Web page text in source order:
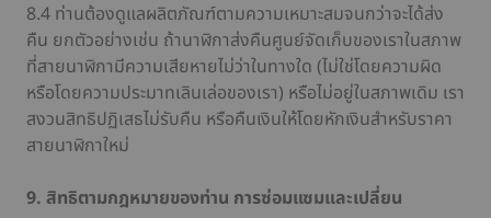
8.4 ท่านต้องดูแลผลิตภัณฑ์ตามความเหมาะสมจนกว่าจะได้ส่ง
คืน ยกตัวอย่างเช่น ถ้านาฬิกาส่งคืนศูนย์จัดเก็บของเราในสภาพ
ที่สายนาฬิกามีความเสียหายไม่ว่าในทางใด (ไม่ใช่โดยความผิด
หรือโดยความประมาทเลินเล่อของเรา) หรือไม่อยู่ในสภาพเดิม เรา
สงวนสิทธิปฏิเสธไม่รับคืน หรือคืนเงินให้โดยหักเงินสำหรับราคา
สายนาฬิกาใหม่
9. สิทธิตามกฎหมายของท่าน การซ่อมแซมและเปลี่ยน